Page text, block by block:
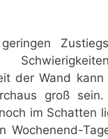
der Wand
groß
im Schatten
Wochenend-